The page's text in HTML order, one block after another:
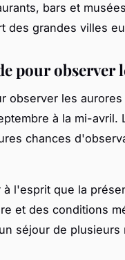
bars et
des grandes villes
pour observer
observer les
à la mi-avril.
chances
l'esprit que la
et des conditions
séjour de plusieurs